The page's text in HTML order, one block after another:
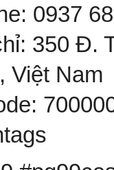
0937
350 Đ.
Việt Nam